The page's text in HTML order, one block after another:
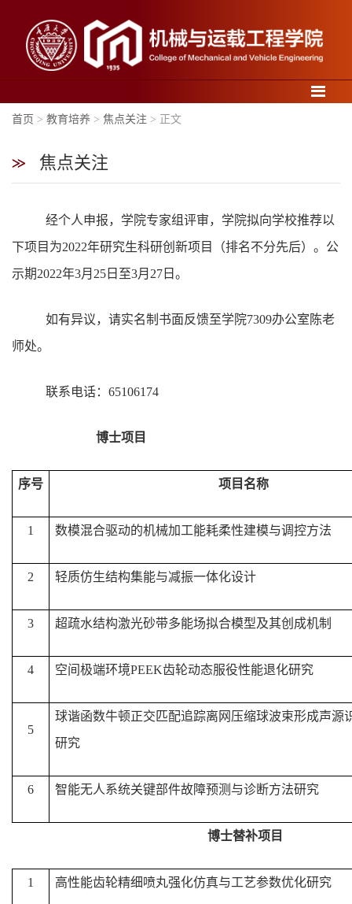
首页 > 教育培养 > 焦点关注 > 正文
焦点关注
概
况
经个人申报，学院专家组评审，学院拟向学校推荐以
下项目为2022年研究生科研创新项目（排名不分先后）。公
示期2022年3月 25 日至3月 27 日。
如有异议，请实名制书面反馈至学院7309办公室陈老
师处。
联系电话： 65106174
博士项目
序号 项目名称
1 数模混合驱动的机械加工能耗柔性建模与调控方法
2 轻质仿生结构集能与减振一体化设计
3 超疏水结构激光砂带多能场拟合模型及其创成机制
4 空间极端环境PEEK齿轮动态服役性能退化研究
5
球谐函数牛顿正交匹配追踪离网压缩球波束形成声源
研究
6 智能无人系统关键部件故障预测与诊断方法研究
博士替补项目
1 高性能齿轮精细喷丸强化仿真与工艺参数优化研究